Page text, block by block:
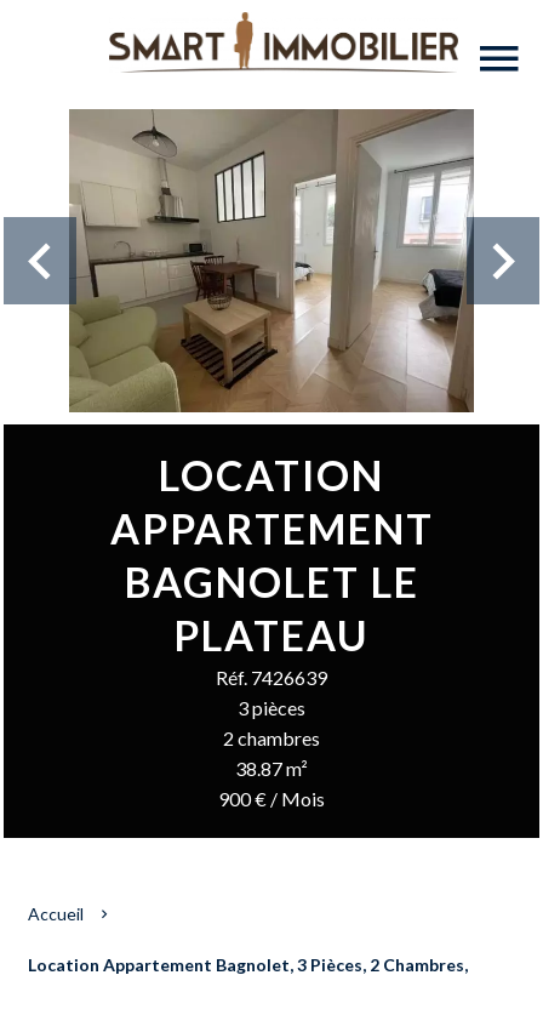
LOCATION
APPARTEMENT
BAGNOLET LE
PLATEAU
Réf. 7426639
3 pièces
2 chambres
38.87 m²
900 € / Mois
Accueil
Location Appartement Bagnolet, 3 Pièces, 2 Chambres,